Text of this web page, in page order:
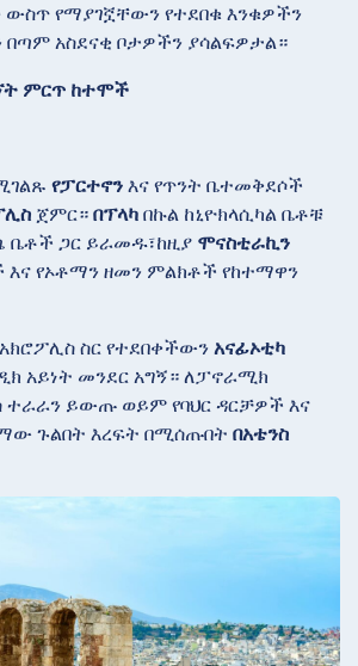
ውስጥ የማያገኟቸውን የተደበቁ እንቁዎችን
አስደናቂ ቦታዎችን ያሳልፍዎታል።
ምርጥ ከተሞች
የፓርተኖን እና የጥንት ቤተመቅደሶች
ጀምር። በፕላካ በኩል ከኒዮክላሲካል ቤቶቹ
ጋር ይራመዱ፣ከዚያ ሞናስቲራኪን
እና የኦቶማን ዘመን ምልክቶች የከተማዋን
ስር የተደበቀችውን አናፊኦቲካ
አይነት መንደር አግኝ። ለፓኖራሚክ
ተራራን ይውጡ ወይም የባህር ዳርቻዎች እና
ጉልበት እረፍት በሚሰጡበት በአቴንስ